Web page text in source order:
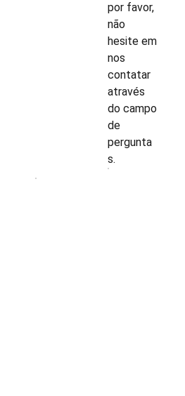
por favor,
não
hesite em
nos
contatar
através
do campo
de
pergunta
s.